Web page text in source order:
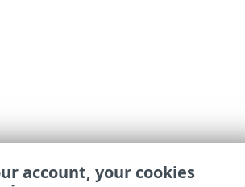
account, your cookies